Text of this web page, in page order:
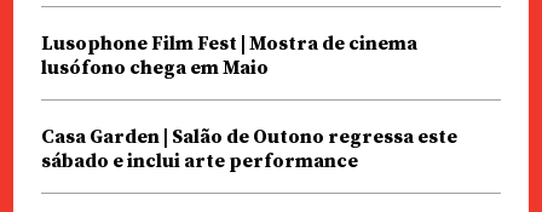
Lusophone Film Fest | Mostra de cinema
lusófono chega em Maio
Casa Garden | Salão de Outono regressa este
sábado e inclui arte performance